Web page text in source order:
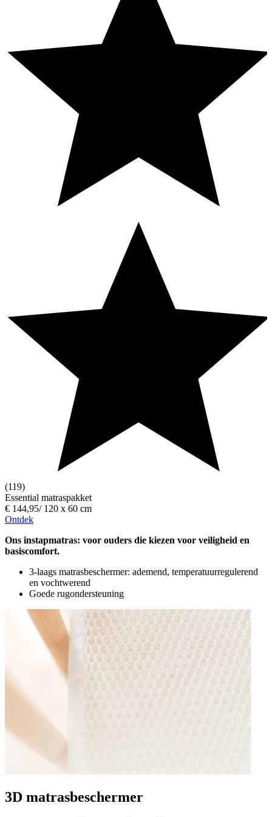
(119)
Essential matraspakket
€ 144,95/ 120 x 60 cm
Ontdek
Ons instapmatras: voor ouders die kiezen voor veiligheid en
basiscomfort.
3-laags matrasbeschermer: ademend, temperatuurregulerend
en vochtwerend
Goede rugondersteuning
3D matrasbeschermer